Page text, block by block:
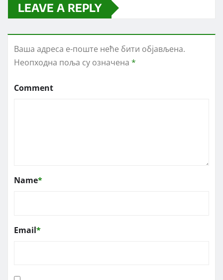
LEAVE A REPLY
Ваша адреса е-поште неће бити објављена.
Неопходна поља су означена *
Comment
Name*
Email*